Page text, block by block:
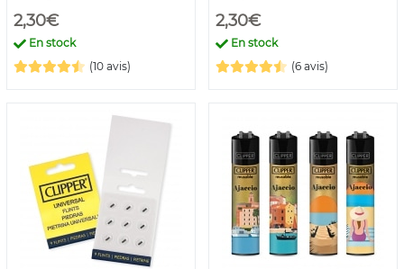
2,30€
En stock
(10 avis)
2,30€
En stock
(6 avis)